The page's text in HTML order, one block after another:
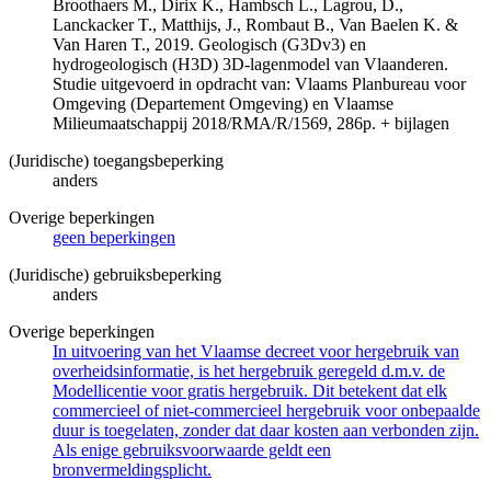
Broothaers M., Dirix K., Hambsch L., Lagrou, D.,
Lanckacker T., Matthijs, J., Rombaut B., Van Baelen K. &
Van Haren T., 2019. Geologisch (G3Dv3) en
hydrogeologisch (H3D) 3D-lagenmodel van Vlaanderen.
Studie uitgevoerd in opdracht van: Vlaams Planbureau voor
Omgeving (Departement Omgeving) en Vlaamse
Milieumaatschappij 2018/RMA/R/1569, 286p. + bijlagen
(Juridische) toegangsbeperking
anders
Overige beperkingen
geen beperkingen
(Juridische) gebruiksbeperking
anders
Overige beperkingen
In uitvoering van het Vlaamse decreet voor hergebruik van
overheidsinformatie, is het hergebruik geregeld d.m.v. de
Modellicentie voor gratis hergebruik. Dit betekent dat elk
commercieel of niet-commercieel hergebruik voor onbepaalde
duur is toegelaten, zonder dat daar kosten aan verbonden zijn.
Als enige gebruiksvoorwaarde geldt een
bronvermeldingsplicht.